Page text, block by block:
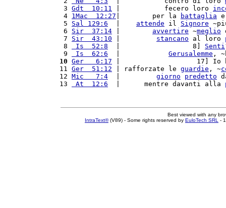
3 Gdt  10:11 |           fecero loro
4 1Mac  12:27 |        per la battaglia
5 Sal 129:6 attende il Signore
6 Sir  37:14 avvertire ~meglio
7 Sir  43:10 stancano al loro
8
Is  52:8
  |                  8]
Senti
9
Is  62:6 Gerusalemme ,
10 Ger   6:17 |                   17] Io
11 Ger  51:12 | rafforzate le guardie , ~
12 Mic   7:4 giorno predetto
13
At  12:6
  |      mentre davanti alla
Best viewed with any
IntraText®(V89) - Some rights reserved by EuloTech SRL -